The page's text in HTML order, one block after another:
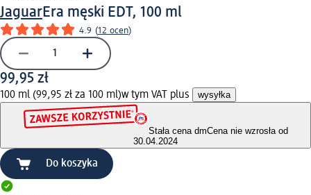
JaguarEra męski EDT, 100 ml
4.9 (12 ocen)
99,95 zł
100 ml (99,95 zł za 100 ml)w tym VAT plus wysyłka
Stała cena dmCena nie wzrosła od
30.04.2024
Do koszyka